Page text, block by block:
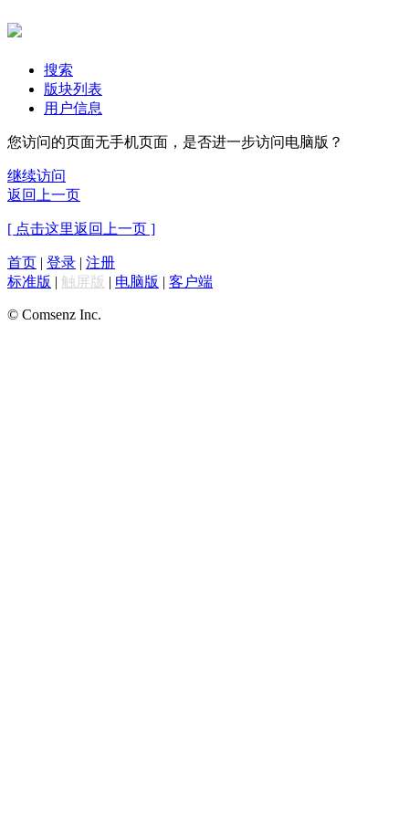
搜索
版块列表
用户信息
您访问的页面无手机页面，是否进一步访问电脑版？
继续访问
返回上一页
[ 点击这里返回上一页 ]
首页 | 登录 | 注册
标准版 | 触屏版 | 电脑版 | 客户端
© Comsenz Inc.